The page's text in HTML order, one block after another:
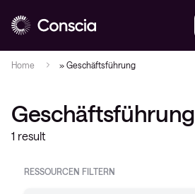
Home » Geschäftsführung
Geschäftsführung
1 result
RESSOURCEN FILTERN